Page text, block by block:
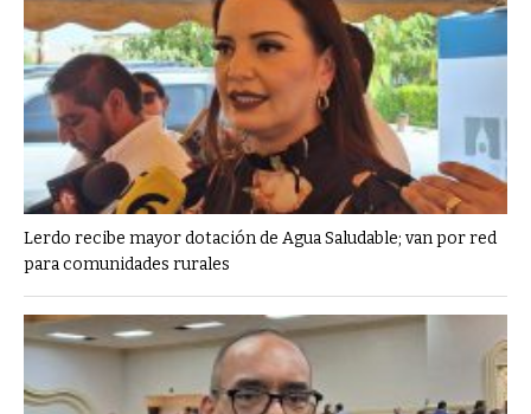
Lerdo recibe mayor dotación de Agua Saludable; van por red
para comunidades rurales